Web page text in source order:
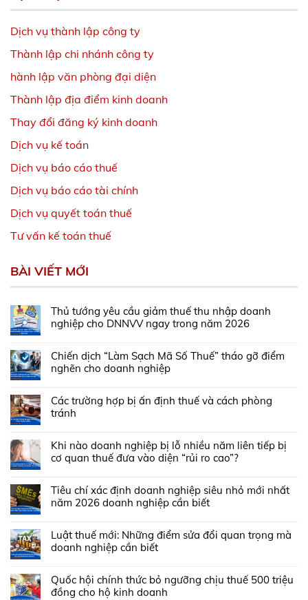
Dịch vụ thành lập công ty
Thành lập chi nhánh công ty
hành lập văn phòng đại diện
Thành lập địa điểm kinh doanh
Thay đổi đăng ký kinh doanh
Dịch vụ kế toán
Dịch vụ báo cáo thuế
Dịch vụ báo cáo tài chính
Dịch vụ quyết toán thuế
Tư vấn kế toán thuế
BÀI VIẾT MỚI
Thủ tướng yêu cầu giảm thuế thu nhập doanh
nghiệp cho DNNVV ngay trong năm 2026
Chiến dịch “Làm Sạch Mã Số Thuế” tháo gỡ điểm
nghẽn cho doanh nghiệp
Các trường hợp bị ấn định thuế và cách phòng
tránh
Khi nào doanh nghiệp bị lỗ nhiều năm liên tiếp bị
cơ quan thuế đưa vào diện “rủi ro cao”?
Tiêu chí xác định doanh nghiệp siêu nhỏ mới nhất
năm 2026 doanh nghiệp cần biết
Luật thuế mới: Những điểm sửa đổi quan trọng mà
doanh nghiệp cần biết
Quốc hội chính thức bỏ ngưỡng chịu thuế 500 triệu
đồng cho hộ kinh doanh